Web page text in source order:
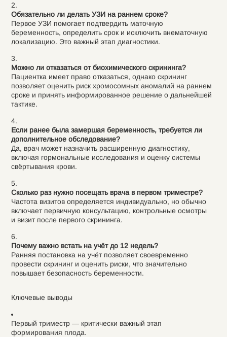
Обязательно ли делать УЗИ на раннем сроке?
Первое УЗИ помогает подтвердить маточную
беременность, определить срок и исключить внематочную
локализацию. Это важный этап диагностики.
Можно ли отказаться от биохимического скрининга?
Пациентка имеет право отказаться, однако скрининг
позволяет оценить риск хромосомных аномалий на раннем
сроке и принять информированное решение о дальнейшей
тактике.
Если ранее была замершая беременность, требуется ли
дополнительное обследование?
Да, врач может назначить расширенную диагностику,
включая гормональные исследования и оценку системы
свёртывания крови.
Сколько раз нужно посещать врача в первом триместре?
Частота визитов определяется индивидуально, но обычно
включает первичную консультацию, контрольные осмотры
и визит после первого скрининга.
Почему важно встать на учёт до 12 недель?
Ранняя постановка на учёт позволяет своевременно
провести скрининг и оценить риски, что значительно
повышает безопасность беременности.
Ключевые выводы
Первый триместр — критически важный этап
формирования плода.